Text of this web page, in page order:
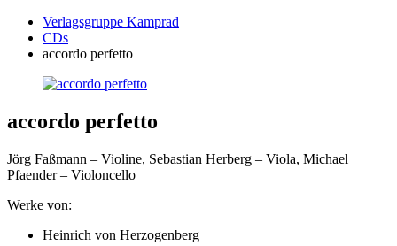
Verlagsgruppe Kamprad
CDs
accordo perfetto
accordo perfetto
Jörg Faßmann – Violine, Sebastian Herberg – Viola, Michael
Pfaender – Violoncello
Werke von:
Heinrich von Herzogenberg